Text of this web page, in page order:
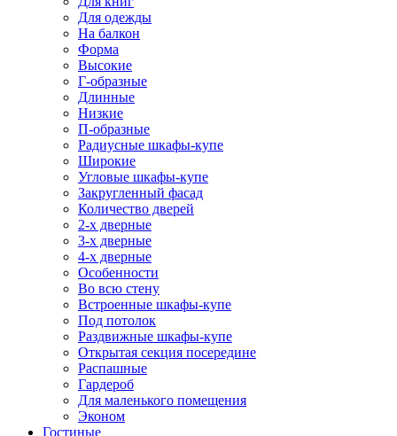
Для одежды
На балкон
Форма
Высокие
Г-образные
Длинные
Низкие
П-образные
Радиусные шкафы-купе
Широкие
Угловые шкафы-купе
Закругленный фасад
Количество дверей
2-х дверные
3-х дверные
4-х дверные
Особенности
Во всю стену
Встроенные шкафы-купе
Под потолок
Раздвижные шкафы-купе
Открытая секция посередине
Распашные
Гардероб
Для маленького помещения
Эконом
Гостиные